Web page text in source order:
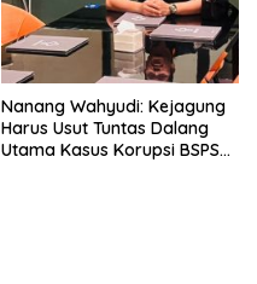
Nanang Wahyudi: Kejagung
Harus Usut Tuntas Dalang
Utama Kasus Korupsi BSPS